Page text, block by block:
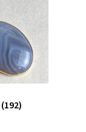
(192)